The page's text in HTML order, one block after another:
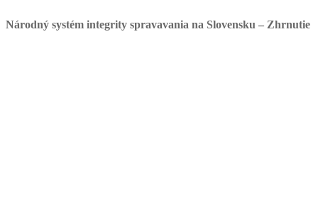
Národný systém integrity spravavania na Slovensku – Zhrnutie